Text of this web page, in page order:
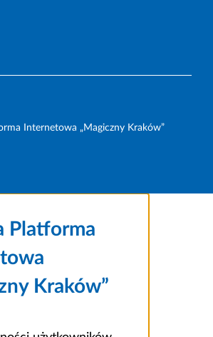
Internetowa „Magiczny Kraków”
Platforma
Kraków”